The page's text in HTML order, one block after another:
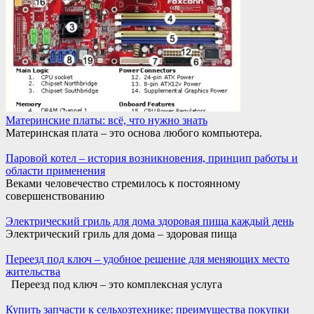
Материнские платы: всё, что нужно знать
Материнская плата – это основа любого компьютера.
Паровой котел – история возникновения, принцип работы и
области применения
Веками человечество стремилось к постоянному
совершенствованию
Электрический гриль для дома здоровая пища каждый день
Электрический гриль для дома – здоровая пища
Переезд под ключ – удобное решение для меняющих место
жительства
Переезд под ключ – это комплексная услуга
Купить запчасти к сельхозтехнике: преимущества покупки